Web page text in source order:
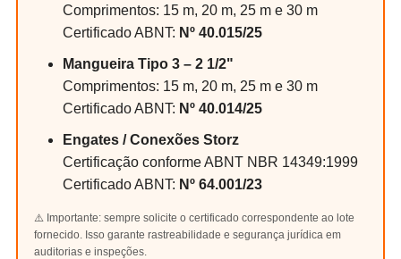
Comprimentos: 15 m, 20 m, 25 m e 30 m
Certificado ABNT: Nº 40.015/25
Mangueira Tipo 3 – 2 1/2"
Comprimentos: 15 m, 20 m, 25 m e 30 m
Certificado ABNT: Nº 40.014/25
Engates / Conexões Storz
Certificação conforme ABNT NBR 14349:1999
Certificado ABNT: Nº 64.001/23
⚠️ Importante: sempre solicite o certificado correspondente ao lote
fornecido. Isso garante rastreabilidade e segurança jurídica em
auditorias e inspeções.